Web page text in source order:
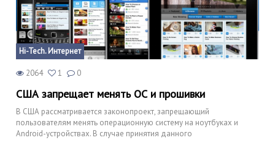
Hi-Tech. Интернет
2064 1 0
США запрещает менять ОС и прошивки
В США рассматривается законопроект, запрещающий
пользователям менять операционную систему на ноутбуках и
Android-устройствах. В случае принятия данного